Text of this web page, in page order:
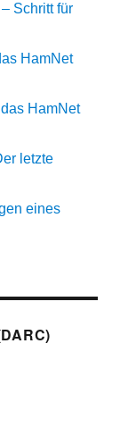
Schritt für
HamNet
HamNet
letzte
eines